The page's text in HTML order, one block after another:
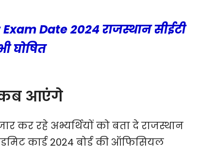
Date 2024 राजस्थान सीईटी
घोषित
कब आएंगे
कर रहे अभ्यर्थियों को बता दे राजस्थान
कार्ड 2024 बोर्ड की ऑफिसियल